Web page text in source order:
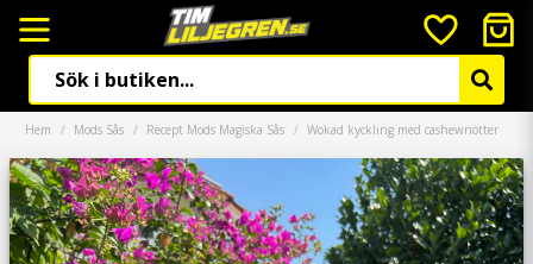
Hem Mods Sås Recept Mods Magiska Sås Wokad kyckling med cashewnötter